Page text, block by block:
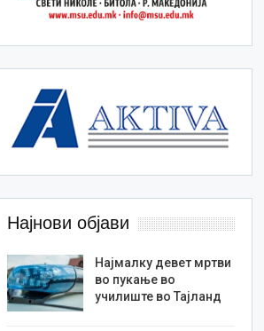
Најнови објави
Најмалку девет мртви
во пукање во
училиште во Тајланд